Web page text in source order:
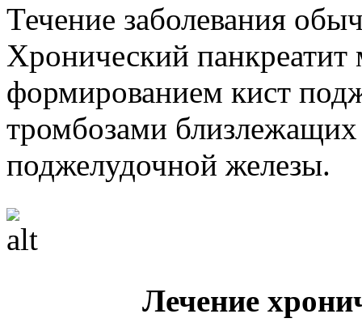
Течение заболевания
Хронический панкреатит
формированием кист
тромбозами близлежащих
поджелудочной железы.
Лечение